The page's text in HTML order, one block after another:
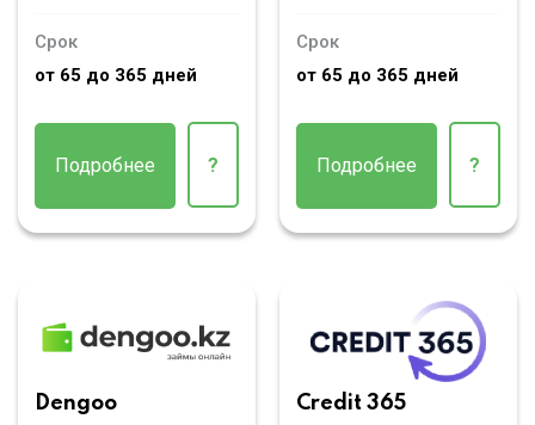
Срок
от 65 до 365 дней
Подробнее ?
Срок
от 65 до 365 дней
Подробнее ?
Dengoo
Credit 365